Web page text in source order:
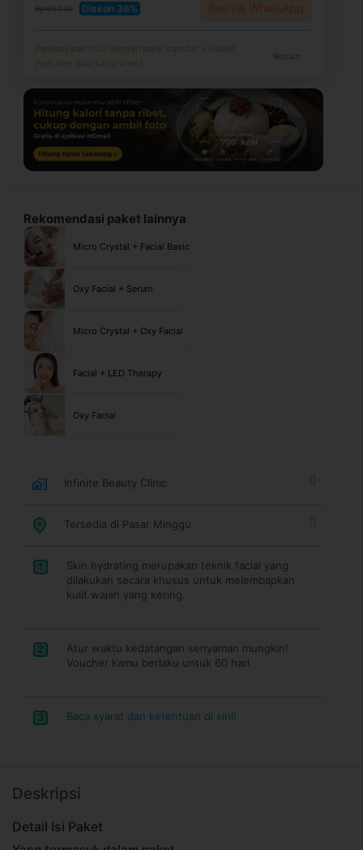
Rp199.000 Diskon 36% Beli via WhatsApp
Pembayaran bisa dengan bank transfer, e-Wallet,
PayLater, atau kartu kredit.
Rincian
Rekomendasi paket lainnya
Micro Crystal + Facial Basic
Oxy Facial + Serum
Micro Crystal + Oxy Facial
Facial + LED Therapy
Oxy Facial
Infinite Beauty Clinic
Tersedia di Pasar Minggu
1
Skin hydrating merupakan teknik facial yang
dilakukan secara khusus untuk melembapkan
kulit wajah yang kering.
2
Atur waktu kedatangan senyaman mungkin!
Voucher kamu berlaku untuk 60 hari.
3 Baca syarat dan ketentuan di sini!
Deskripsi
Detail Isi Paket